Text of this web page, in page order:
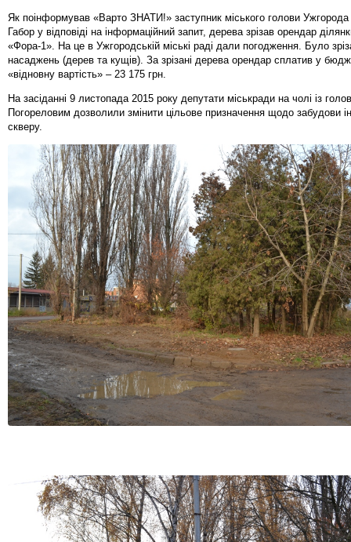
Як поінформував «Варто ЗНАТИ!» заступник міського голови
Габор у відповіді на інформаційний запит, дерева зрізав орендар
«Фора-1». На це в Ужгородській міські раді дали погодження. Було
насаджень (дерев та кущів). За зрізані дерева орендар сплатив у
«відновну вартість» – 23 175 грн.
На засіданні 9 листопада 2015 року депутати міськради на чолі із
Погореловим дозволили змінити цільове призначення щодо забудови
скверу.